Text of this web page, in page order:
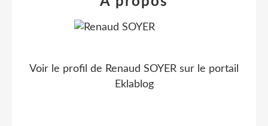
Voir le profil de Renaud SOYER sur le portail
Eklablog